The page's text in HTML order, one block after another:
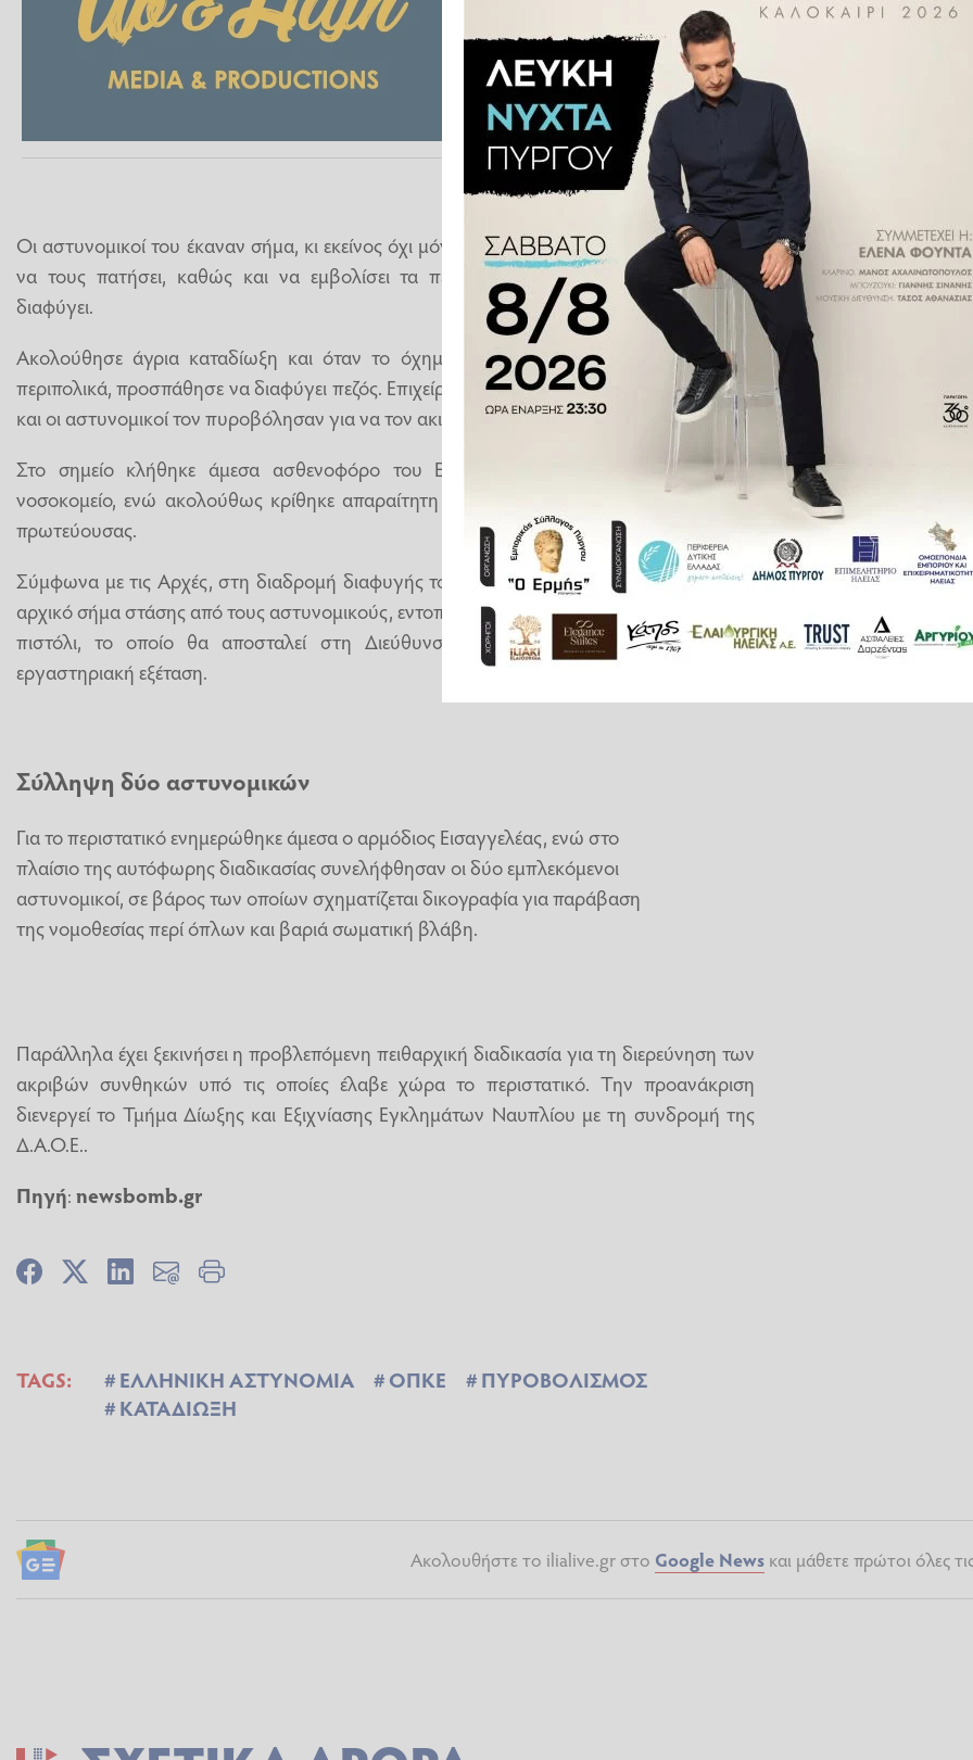
Οι αστυνομικοί του έκαναν σήμα, κι εκείνος όχι μόνο δεν σταμάτησε, αλλά προσπάθησε
να τους πατήσει, καθώς και να εμβολίσει τα περιπολικά στην προσπάθειά του να
διαφύγει.
Ακολούθησε άγρια καταδίωξη και όταν το όχημα του άνδρα εγκλωβίστηκε από τα
περιπολικά, προσπάθησε να διαφύγει πεζός. Επιχείρησε να σκαρφαλώσει σε μαντρότοιχο
και οι αστυνομικοί τον πυροβόλησαν για να τον ακινητοποιήσουν.
Στο σημείο κλήθηκε άμεσα ασθενοφόρο του ΕΚΑΒ, το οποίο τον διακόμισε στο
νοσοκομείο, ενώ ακολούθως κρίθηκε απαραίτητη η διακομιδή του σε νοσοκομείο της
πρωτεύουσας.
Σύμφωνα με τις Αρχές, στη διαδρομή διαφυγής του, πλησίον του σημείου που έγινε το
αρχικό σήμα στάσης από τους αστυνομικούς, εντοπίστηκε και κατασχέθηκε αεροβόλο
πιστόλι, το οποίο θα αποσταλεί στη Διεύθυνση Εγκληματολογικών Ερευνών για
εργαστηριακή εξέταση.
Σύλληψη δύο αστυνομικών
Για το περιστατικό ενημερώθηκε άμεσα ο αρμόδιος Εισαγγελέας, ενώ στο
πλαίσιο της αυτόφωρης διαδικασίας συνελήφθησαν οι δύο εμπλεκόμενοι
αστυνομικοί, σε βάρος των οποίων σχηματίζεται δικογραφία για παράβαση
της νομοθεσίας περί όπλων και βαριά σωματική βλάβη.
Παράλληλα έχει ξεκινήσει η προβλεπόμενη πειθαρχική διαδικασία για τη διερεύνηση των
ακριβών συνθηκών υπό τις οποίες έλαβε χώρα το περιστατικό. Την προανάκριση
διενεργεί το Τμήμα Δίωξης και Εξιχνίασης Εγκλημάτων Ναυπλίου με τη συνδρομή της
Δ.Α.Ο.Ε..
Πηγή:newsbomb.gr
TAGS: ΕΛΛΗΝΙΚΗ ΑΣΤΥΝΟΜΙΑ ΟΠΚΕ
ΠΥΡΟΒΟΛΙΣΜΟΣ
ΚΑΤΑΔΙΩΞΗ
Ακολουθήστε το ilialive.gr στο Google Newsκαι μάθετε πρώτοι όλες